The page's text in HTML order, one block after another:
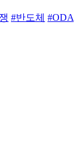
#반도체 #ODA